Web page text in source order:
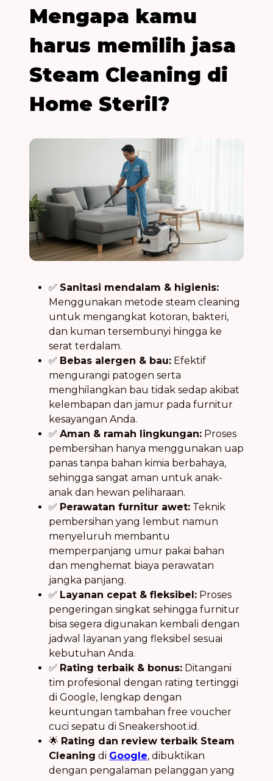
Mengapa kamu
harus memilih jasa
Steam Cleaning di
Home Steril?
✅ Sanitasi mendalam & higienis:
Menggunakan metode steam cleaning
untuk mengangkat kotoran, bakteri,
dan kuman tersembunyi hingga ke
serat terdalam.
✅ Bebas alergen & bau: Efektif
mengurangi patogen serta
menghilangkan bau tidak sedap akibat
kelembapan dan jamur pada furnitur
kesayangan Anda.
✅ Aman & ramah lingkungan: Proses
pembersihan hanya menggunakan uap
panas tanpa bahan kimia berbahaya,
sehingga sangat aman untuk anak-
anak dan hewan peliharaan.
✅ Perawatan furnitur awet: Teknik
pembersihan yang lembut namun
menyeluruh membantu
memperpanjang umur pakai bahan
dan menghemat biaya perawatan
jangka panjang.
✅ Layanan cepat & fleksibel: Proses
pengeringan singkat sehingga furnitur
bisa segera digunakan kembali dengan
jadwal layanan yang fleksibel sesuai
kebutuhan Anda.
✅ Rating terbaik & bonus: Ditangani
tim profesional dengan rating tertinggi
di Google, lengkap dengan
keuntungan tambahan free voucher
cuci sepatu di Sneakershoot.id.
🌟 Rating dan review terbaik Steam
Cleaning di Google, dibuktikan
dengan pengalaman pelanggan yang